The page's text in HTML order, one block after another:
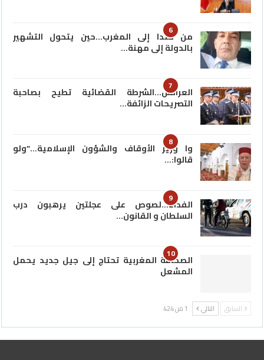
6
من كندا إلى المغرب…حين يتحول التشهير
بالدولة إلى مهنة…
7
العرائش…الشرطة القضائية تطيح بصاحبة
التصريحات الزائفة…
8
وا وزير الأوقاف والشؤون الإسلامية…”ولو
قالوا:…
9
الفداء…لصوص على عجلتين يرهبون درب
السلطان و القانون…
10
الصحافة المغربية تحتاج إلى جيل جديد يحمل
المشعل
السابق التالي 1 من 424